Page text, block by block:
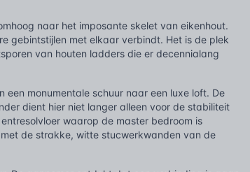
naar het imposante skelet van eikenhout.
gebintstijlen met elkaar verbindt. Het is de plek
van houten ladders die er decennialang
monumentale schuur naar een luxe loft. De
dient hier niet langer alleen voor de stabiliteit
waarop de master bedroom is
de strakke, witte stucwerkwanden van de